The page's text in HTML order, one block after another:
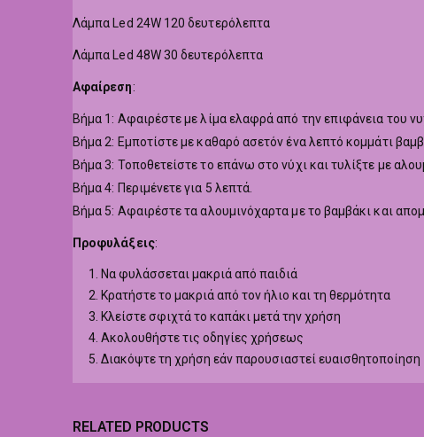
Λάμπα Led 24W 120 δευτερόλεπτα
Λάμπα Led 48W 30 δευτερόλεπτα
Αφαίρεση:
Βήμα 1: Αφαιρέστε με λίμα ελαφρά από την επιφάνεια του
Βήμα 2: Εμποτίστε με καθαρό ασετόν ένα λεπτό κομμάτι
Βήμα 3: Τοποθετείστε το επάνω στο νύχι και τυλίξτε με
Βήμα 4: Περιμένετε για 5 λεπτά.
Βήμα 5: Αφαιρέστε τα αλουμινόχαρτα με το βαμβάκι και
Προφυλάξεις:
Να φυλάσσεται μακριά από παιδιά
Κρατήστε το μακριά από τον ήλιο και τη θερμότητα
Κλείστε σφιχτά το καπάκι μετά την χρήση
Ακολουθήστε τις οδηγίες χρήσεως
Διακόψτε τη χρήση εάν παρουσιαστεί ευαισθητοποίηση
RELATED PRODUCTS